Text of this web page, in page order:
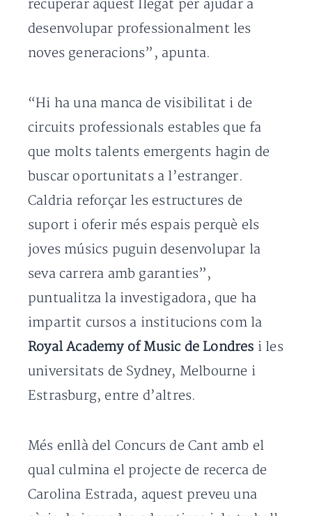
recuperar aquest llegat per ajudar a
desenvolupar professionalment les
noves generacions”, apunta.
“Hi ha una manca de visibilitat i de
circuits professionals estables que fa
que molts talents emergents hagin de
buscar oportunitats a l’estranger.
Caldria reforçar les estructures de
suport i oferir més espais perquè els
joves músics puguin desenvolupar la
seva carrera amb garanties”,
puntualitza la investigadora, que ha
impartit cursos a institucions com la
Royal Academy of Music de Londres i les
universitats de Sydney, Melbourne i
Estrasburg, entre d’altres.
Més enllà del Concurs de Cant amb el
qual culmina el projecte de recerca de
Carolina Estrada, aquest preveu una